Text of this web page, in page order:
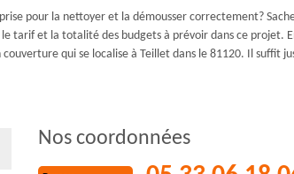
pour la nettoyer et la démousser correctement?
tarif et la totalité des budgets à prévoir dans ce projet.
qui se localise à Teillet dans le 81120. Il suffit
Nos coordonnées